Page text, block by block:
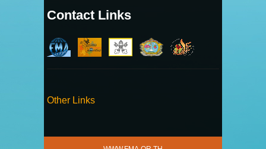
Contact Links
Other Links